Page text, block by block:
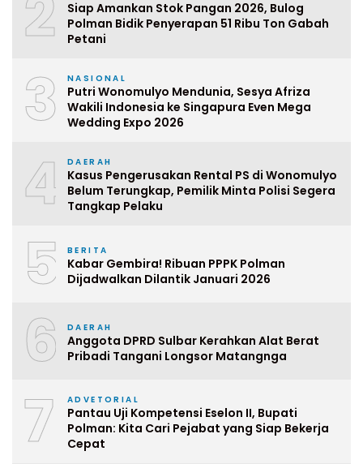
2
Siap Amankan Stok Pangan 2026, Bulog
Polman Bidik Penyerapan 51 Ribu Ton Gabah
Petani
3 NASIONAL
Putri Wonomulyo Mendunia, Sesya Afriza
Wakili Indonesia ke Singapura Even Mega
Wedding Expo 2026
4 DAERAH
Kasus Pengerusakan Rental PS di Wonomulyo
Belum Terungkap, Pemilik Minta Polisi Segera
Tangkap Pelaku
5 BERITA
Kabar Gembira! Ribuan PPPK Polman
Dijadwalkan Dilantik Januari 2026
6 DAERAH
Anggota DPRD Sulbar Kerahkan Alat Berat
Pribadi Tangani Longsor Matangnga
7 ADVETORIAL
Pantau Uji Kompetensi Eselon II, Bupati
Polman: Kita Cari Pejabat yang Siap Bekerja
Cepat